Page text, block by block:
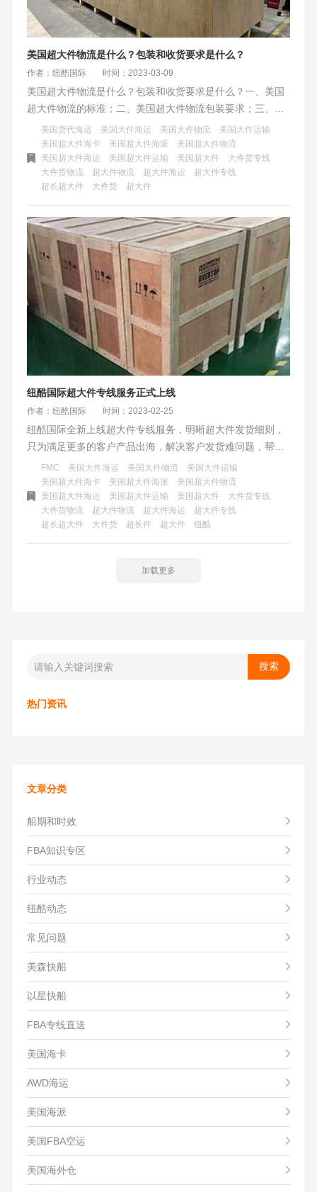
美国超大件物流是什么？包装和收货要求是什么？
作者：纽酷国际 时间：2023-03-09
美国超大件物流是什么？包装和收货要求是什么？一、美国
超大件物流的标准；二、美国超大件物流包装要求；三、美
国超大件物流注意事项；美国海运中超大件商品的尺寸超过
以下标准的就算是超大件范围。
美国货代海运 美国大件海运 美国大件物流
美国大件运输
美国超大件海卡
美国超大件海派
美国超大件物流
美国超大件海运
美国超大件运输 美国超大件
大件货专线
大件货物流
超大件物流 超大件海运
超大件专线
超长超大件
大件货 超大件
纽酷国际超大件专线服务正式上线
作者：纽酷国际 时间：2023-02-25
纽酷国际全新上线超大件专线服务，明晰超大件发货细则，
只为满足更多的客户产品出海，解决客户发货难问题，帮助
客户处理超大件发货事项。目前纽酷国际国内外仓库配套设
备完善，可满足所有货件装拆柜，省去了卖家的后顾之忧。
FMC 美国大件海运 美国大件物流
美国大件运输
美国超大件海卡
美国超大件海派
美国超大件物流
美国超大件海运
美国超大件运输 美国超大件
大件货专线
大件货物流
超大件物流 超大件海运
超大件专线
超长超大件
大件货 超长件 超大件 纽酷
加载更多
热门资讯
文章分类
船期和时效
FBA知识专区
行业动态
纽酷动态
常见问题
美森快船
以星快船
FBA专线直送
美国海卡
AWD海运
美国海派
美国FBA空运
美国海外仓